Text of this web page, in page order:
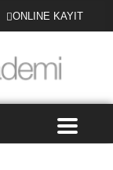
ONLINE KAYIT